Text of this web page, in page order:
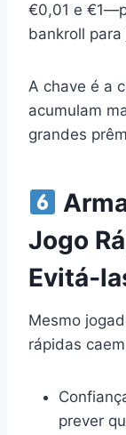
€0,01 e
bankroll
A chave é a
acumulam
grandes
Jogo
Mesmo
rápidas
prever